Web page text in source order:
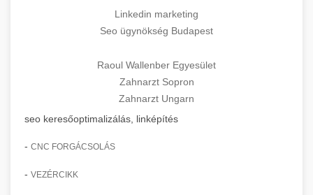
Linkedin marketing
Seo ügynökség Budapest
Raoul Wallenber Egyesület
Zahnarzt Sopron
Zahnarzt Ungarn
seo keresőoptimalizálás, linképítés
- CNC FORGÁCSOLÁS
- VEZÉRCIKK